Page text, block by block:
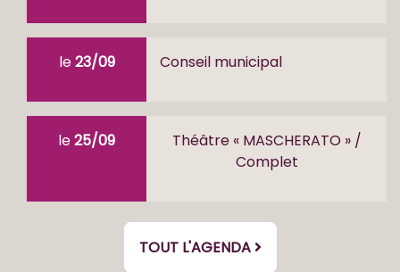
le23/09 Conseil municipal
le25/09
Théâtre « MASCHERATO » /
Complet
TOUT L'AGENDA